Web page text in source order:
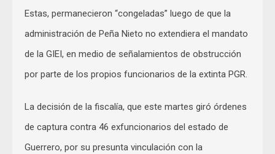
Estas, permanecieron “congeladas” luego de que la
administración de Peña Nieto no extendiera el mandato
de la GIEI, en medio de señalamientos de obstrucción
por parte de los propios funcionarios de la extinta PGR.
La decisión de la fiscalía, que este martes giró órdenes
de captura contra 46 exfuncionarios del estado de
Guerrero, por su presunta vinculación con la